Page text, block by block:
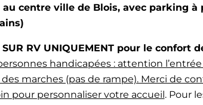
au centre ville de Blois, avec parking à
SUR RV UNIQUEMENT pour le confort
handicapées : attention
des marches (pas de rampe). Merci de
pour personnaliser votre accueil. Pour